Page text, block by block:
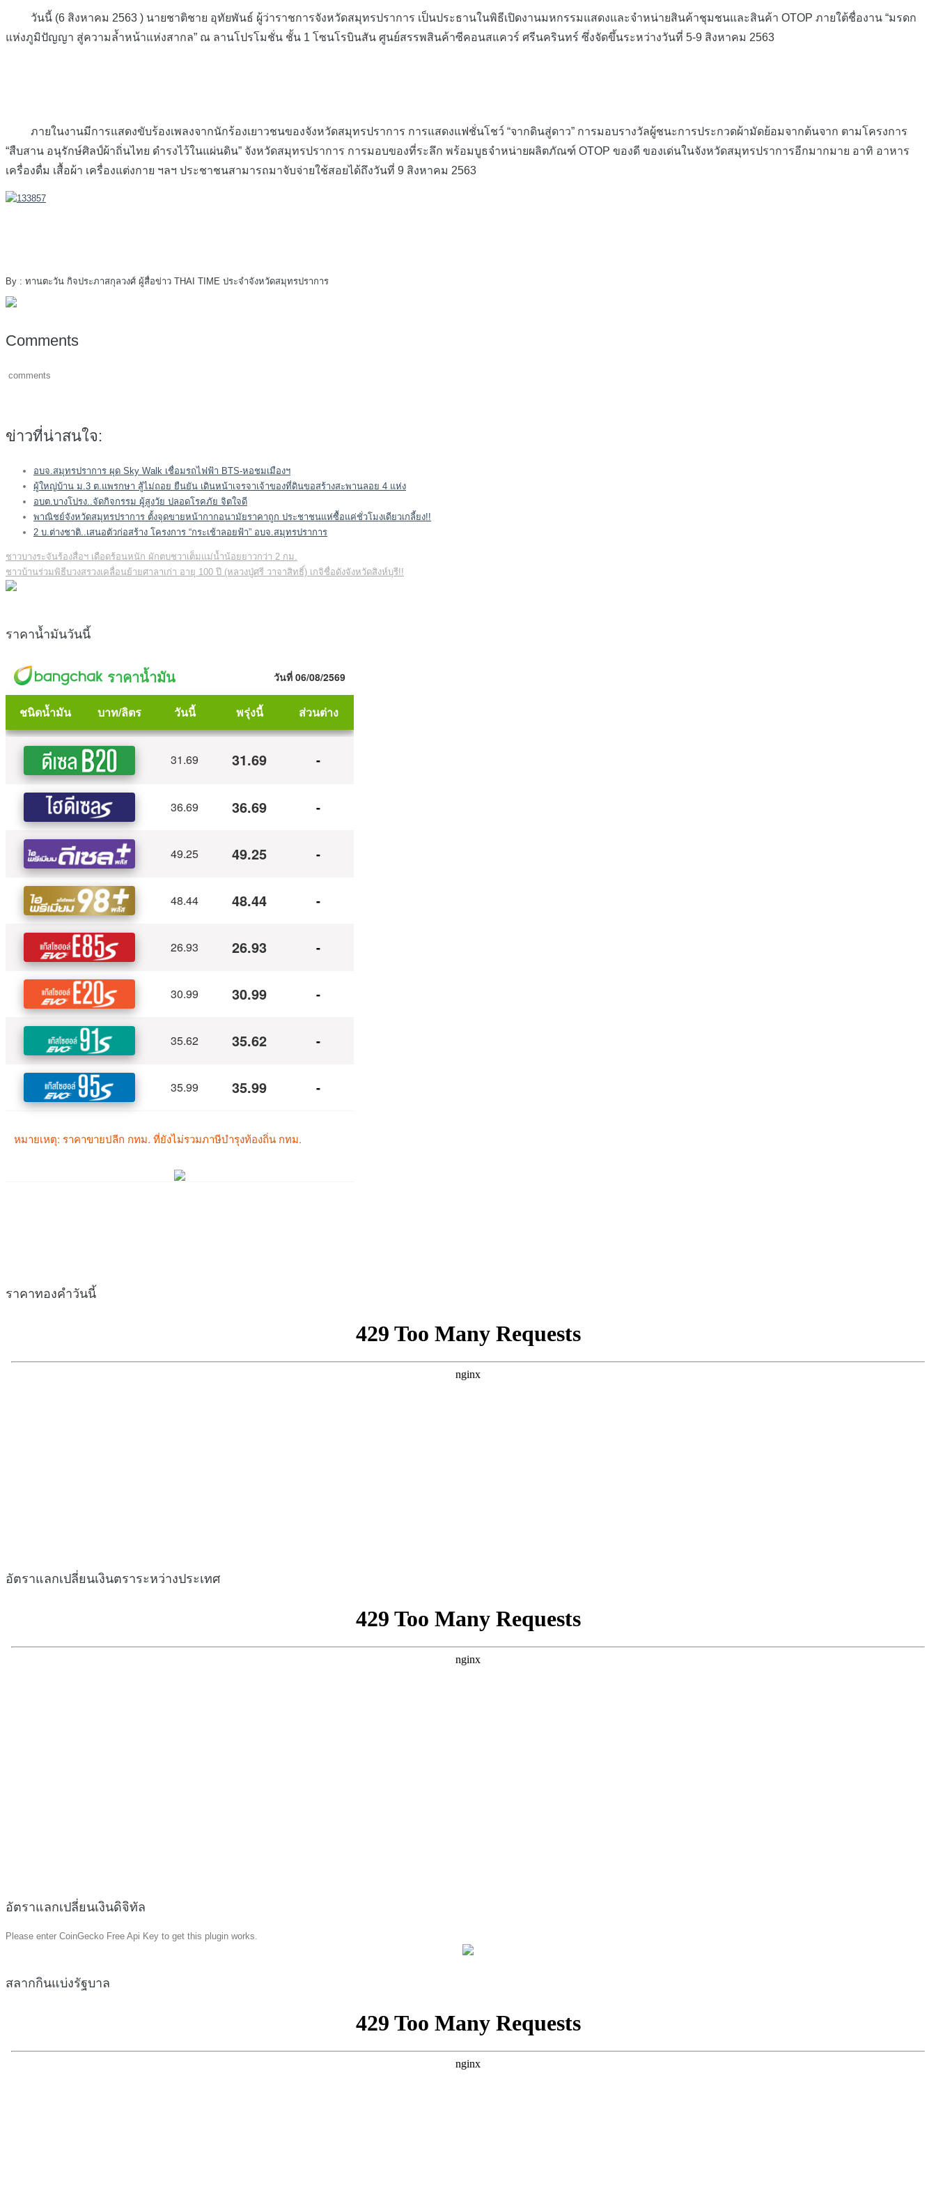
วันนี้ (6 สิงหาคม 2563 ) นายชาติชาย อุทัยพันธ์ ผู้ว่าราชการจังหวัดสมุทรปราการ เป็นประธานในพิธีเปิดงานมหกรรมแสดงและจำหน่ายสินค้าชุมชนและสินค้า OTOP ภายใต้ชื่องาน “มรดก
แห่งภูมิปัญญา สู่ความล้ำหน้าแห่งสากล” ณ ลานโปรโมชั่น ชั้น 1 โซนโรบินสัน ศูนย์สรรพสินค้าซีคอนสแควร์ ศรีนครินทร์ ซึ่งจัดขึ้นระหว่างวันที่ 5-9 สิงหาคม 2563
ภายในงานมีการแสดงขับร้องเพลงจากนักร้องเยาวชนของจังหวัดสมุทรปราการ การแสดงแฟชั่นโชว์ “จากดินสู่ดาว” การมอบรางวัลผู้ชนะการประกวดผ้ามัดย้อมจากต้นจาก ตามโครงการ
“สืบสาน อนุรักษ์ศิลป์ผ้าถิ่นไทย ดำรงไว้ในแผ่นดิน” จังหวัดสมุทรปราการ การมอบของที่ระลึก พร้อมบูธจำหน่ายผลิตภัณฑ์ OTOP ของดี ของเด่นในจังหวัดสมุทรปราการอีกมากมาย อาทิ อาหาร
เครื่องดื่ม เสื้อผ้า เครื่องแต่งกาย ฯลฯ ประชาชนสามารถมาจับจ่ายใช้สอยได้ถึงวันที่ 9 สิงหาคม 2563
By : ทานตะวัน กิจประภาสกุลวงศ์ ผู้สื่อข่าว THAI TIME ประจำจังหวัดสมุทรปราการ
Comments
comments
ข่าวที่น่าสนใจ:
อบจ.สมุทรปราการ ผุด Sky Walk เชื่อมรถไฟฟ้า BTS-หอชมเมืองฯ
ผู้ใหญ่บ้าน ม.3 ต.แพรกษา สู้ไม่ถอย ยืนยัน เดินหน้าเจรจาเจ้าของที่ดินขอสร้างสะพานลอย 4 แห่ง
อบต.บางโปรง..จัดกิจกรรม ผู้สูงวัย ปลอดโรคภัย จิตใจดี
พาณิชย์จังหวัดสมุทรปราการ ตั้งจุดขายหน้ากากอนามัยราคาถูก ประชาชนแห่ซื้อแค่ชั่วโมงเดียวเกลี้ยง!!
2 บ.ต่างชาติ..เสนอตัวก่อสร้าง โครงการ “กระเช้าลอยฟ้า” อบจ.สมุทรปราการ
Post
navigation
ชาวบางระจันร้องสื่อฯ เดือดร้อนหนัก ผักตบชวาเต็มแม่น้ำน้อยยาวกว่า 2 กม.
ชาวบ้านร่วมพิธีบวงสรวงเคลื่อนย้ายศาลาเก่า อายุ 100 ปี (หลวงปู่ศรี วาจาสิทธิ์) เกจิชื่อดังจังหวัดสิงห์บุรี!!
ราคาน้ำมันวันนี้
ราคาทองคำวันนี้
อัตราแลกเปลี่ยนเงินตราระหว่างประเทศ
อัตราแลกเปลี่ยนเงินดิจิทัล
Please enter CoinGecko Free Api Key to get this plugin works.
สลากกินแบ่งรัฐบาล